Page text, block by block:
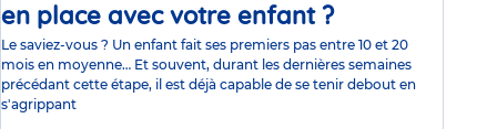
en place avec votre enfant ?Video
Le saviez-vous ? Un enfant fait ses premiers pas entre 10 et 20
mois en moyenne… Et souvent, durant les dernières semaines
précédant cette étape, il est déjà capable de se tenir debout en
s'agrippant